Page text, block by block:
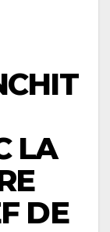
LA
DE